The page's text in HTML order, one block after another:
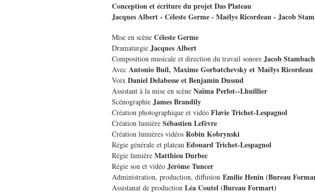
Conception et écriture du projet Das Plateau
Jacques Albert - Céleste Germe - Maëlys Ricordeau - Jacob
Mise en scène Céleste Germe
Dramaturgie Jacques Albert
Composition musicale et direction du travail sonore Jacob Stambach
Avec Antonio Buil, Maxime Gorbatchevsky et Maëlys Ricordeau
Voix Daniel Delabesse et Benjamin Dussud
Assistant à la mise en scène Naïma Perlot--Lhuillier
Scénographie James Brandily
Création photographique et vidéo Flavie Trichet-Lespagnol
Création lumière Sébastien Lefèvre
Création lumières vidéos Robin Kobrynski
Régie générale et plateau Edouard Trichet-Lespagnol
Régie lumière Matthieu Durbec
Régie son et vidéo Jérôme Tuncer
Administration, production, diffusion Emilie Henin (Bureau
Assistanat de production Léa Coutel (Bureau Formart)